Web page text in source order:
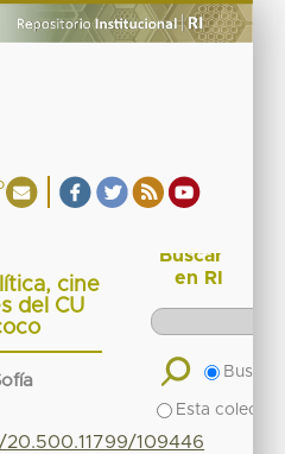
cine
del CU
109446
Buscar
en RI
Buscar
Esta